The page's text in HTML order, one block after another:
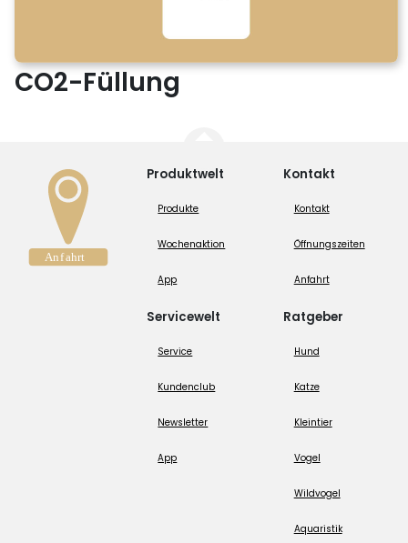
CO2-Füllung
Produktwelt
Produkte
Wochenaktion
App
Servicewelt
Service
Kundenclub
Newsletter
App
Kontakt
Kontakt
Öffnungszeiten
Anfahrt
Ratgeber
Hund
Katze
Kleintier
Vogel
Wildvogel
Aquaristik